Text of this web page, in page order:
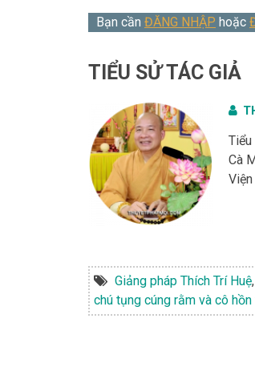
Bạn cần ĐĂNG NHẬP hoặc
TIỂU SỬ TÁC GIẢ
Cà
Giảng pháp Thích Trí Huệ,
chú tụng cúng rằm và cô